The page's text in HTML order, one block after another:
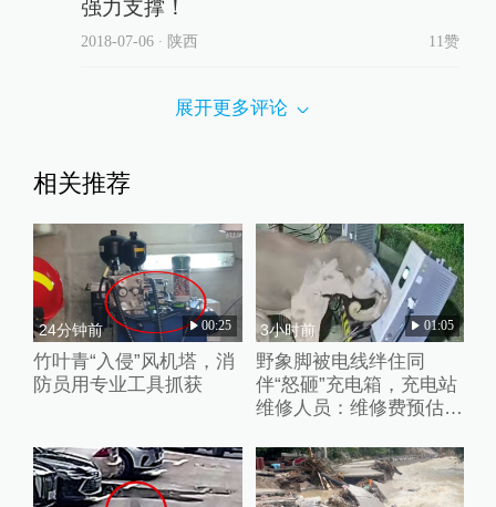
强力支撑！
2018-07-06∙ 陕西 11赞
展开更多评论
相关推荐
24分钟前 00:25
竹叶青“入侵”风机塔，消
防员用专业工具抓获
3小时前 01:05
野象脚被电线绊住同
伴“怒砸”充电箱，充电站
维修人员：维修费预估2